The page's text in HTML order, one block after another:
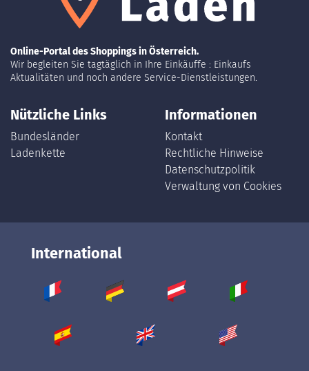
Online-Portal des Shoppings in Österreich.
Wir begleiten Sie tagtäglich in Ihre Einkäuffe : Einkaufs
Aktualitäten und noch andere Service-Dienstleistungen.
Nützliche Links
Bundesländer
Ladenkette
Informationen
Kontakt
Rechtliche Hinweise
Datenschutzpolitik
Verwaltung von Cookies
International